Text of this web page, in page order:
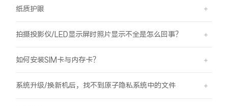
纸质护眼
拍摄投影仪/LED显示屏时照片显示不全是怎么回事？
如何安装SIM卡与内存卡？
系统升级/换新机后，找不到原子隐私系统中的文件